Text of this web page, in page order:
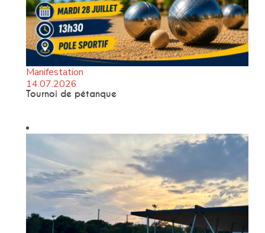
Manifestation
14.07.2026
Tournoi de pétanque